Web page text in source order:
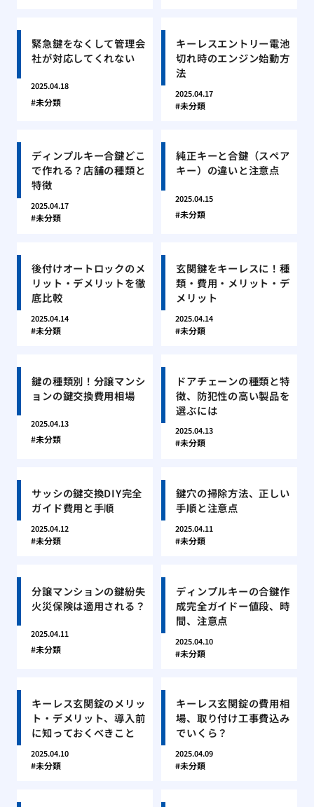
緊急鍵をなくして管理会
社が対応してくれない
2025.04.18
未分類
キーレスエントリー電池
切れ時のエンジン始動方
法
2025.04.17
未分類
ディンプルキー合鍵どこ
で作れる？店舗の種類と
特徴
2025.04.17
未分類
純正キーと合鍵（スペア
キー）の違いと注意点
2025.04.15
未分類
後付けオートロックのメ
リット・デメリットを徹
底比較
2025.04.14
未分類
玄関鍵をキーレスに！種
類・費用・メリット・デ
メリット
2025.04.14
未分類
鍵の種類別！分譲マンシ
ョンの鍵交換費用相場
2025.04.13
未分類
ドアチェーンの種類と特
徴、防犯性の高い製品を
選ぶには
2025.04.13
未分類
サッシの鍵交換DIY完全
ガイド費用と手順
2025.04.12
未分類
鍵穴の掃除方法、正しい
手順と注意点
2025.04.11
未分類
分譲マンションの鍵紛失
火災保険は適用される？
2025.04.11
未分類
ディンプルキーの合鍵作
成完全ガイドー値段、時
間、注意点
2025.04.10
未分類
キーレス玄関錠のメリッ
ト・デメリット、導入前
に知っておくべきこと
2025.04.10
未分類
キーレス玄関錠の費用相
場、取り付け工事費込み
でいくら？
2025.04.09
未分類